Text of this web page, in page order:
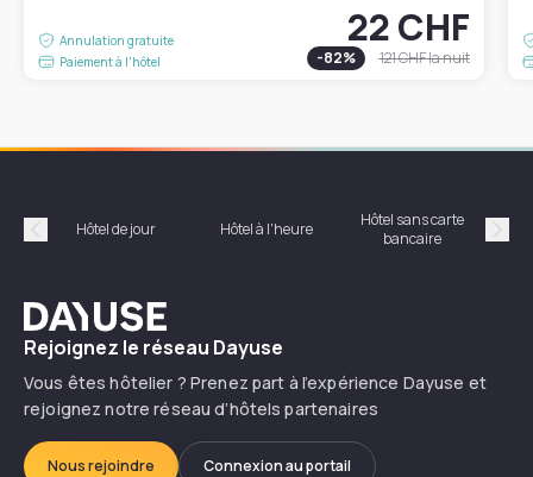
Annulation gratuite
Paiement à l'hôtel
22 CHF
-82% 121 CHFla nuit
Précédent
Hôtel de jour Hôtel à l'heure
Hôtel sans carte
bancaire
Dayuse
Rejoignez le réseau Dayuse
Vous êtes hôtelier ? Prenez part à l’expérience Dayuse et
rejoignez notre réseau d’hôtels partenaires
Nous rejoindre Connexion au portail